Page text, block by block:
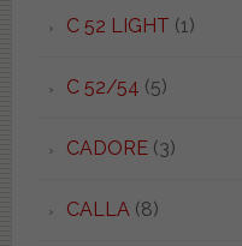
C 52 LIGHT (1)
C 52/54 (5)
CADORE(3)
CALLA (8)